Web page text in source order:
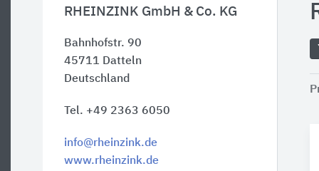
RHEINZINK GmbH & Co. KG
Bahnhofstr. 90
45711 Datteln
Deutschland
Tel. +49 2363 6050
info@rheinzink.de
www.rheinzink.de